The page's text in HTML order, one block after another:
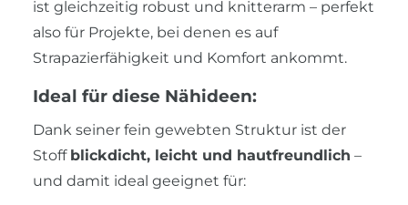
ist gleichzeitig robust und knitterarm – perfekt
also für Projekte, bei denen es auf
Strapazierfähigkeit und Komfort ankommt.
Ideal für diese Nähideen:
Dank seiner fein gewebten Struktur ist der
Stoff blickdicht, leicht und hautfreundlich –
und damit ideal geeignet für: